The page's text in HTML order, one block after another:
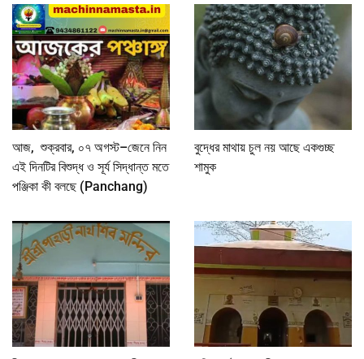
আজ, শুক্রবার, ০৭ অগস্ট–জেনে নিন
এই দিনটির বিশুদ্ধ ও সূর্য সিদ্ধান্ত মতে
পঞ্জিকা কী বলছে (Panchang)
বুদ্ধের মাথায় চুল নয় আছে একগুচ্ছ
শামুক